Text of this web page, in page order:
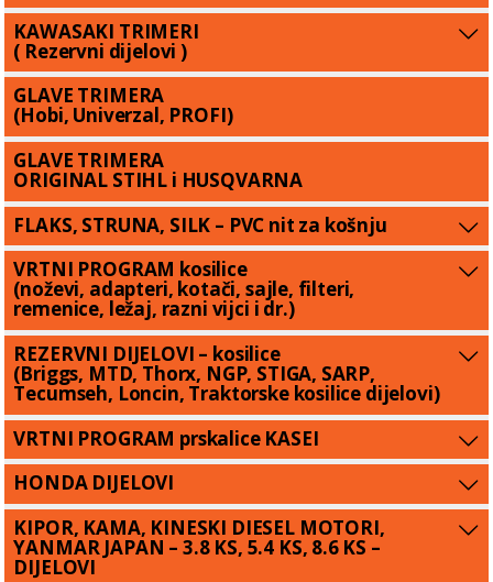
KAWASAKI TRIMERI
( Rezervni dijelovi )
GLAVE TRIMERA
(Hobi, Univerzal, PROFI)
GLAVE TRIMERA
ORIGINAL STIHL i HUSQVARNA
FLAKS, STRUNA, SILK – PVC nit za košnju
VRTNI PROGRAM kosilice
(noževi, adapteri, kotači, sajle, filteri,
remenice, ležaj, razni vijci i dr.)
REZERVNI DIJELOVI – kosilice
(Briggs, MTD, Thorx, NGP, STIGA, SARP,
Tecumseh, Loncin, Traktorske kosilice dijelovi)
VRTNI PROGRAM prskalice KASEI
HONDA DIJELOVI
KIPOR, KAMA, KINESKI DIESEL MOTORI,
YANMAR JAPAN – 3.8 KS, 5.4 KS, 8.6 KS –
DIJELOVI